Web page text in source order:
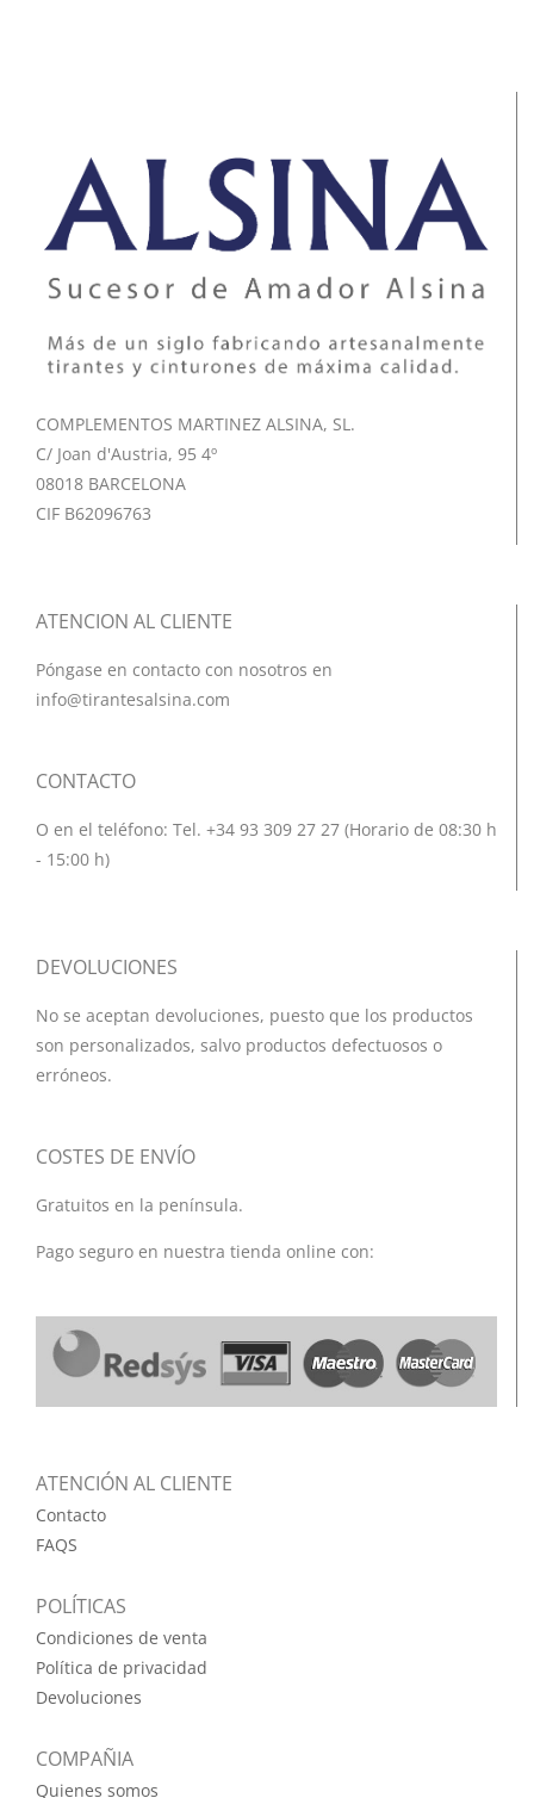
COMPLEMENTOS MARTINEZ ALSINA, SL.
C/ Joan d'Austria, 95 4º
08018 BARCELONA
CIF B62096763
ATENCION AL CLIENTE
Póngase en contacto con nosotros en
info@tirantesalsina.com
CONTACTO
O en el teléfono: Tel. +34 93 309 27 27 (Horario de 08:30 h
- 15:00 h)
DEVOLUCIONES
No se aceptan devoluciones, puesto que los productos
son personalizados, salvo productos defectuosos o
erróneos.
COSTES DE ENVÍO
Gratuitos en la península.
Pago seguro en nuestra tienda online con:
ATENCIÓN AL CLIENTE
Contacto
FAQS
POLÍTICAS
Condiciones de venta
Política de privacidad
Devoluciones
COMPAÑIA
Quienes somos